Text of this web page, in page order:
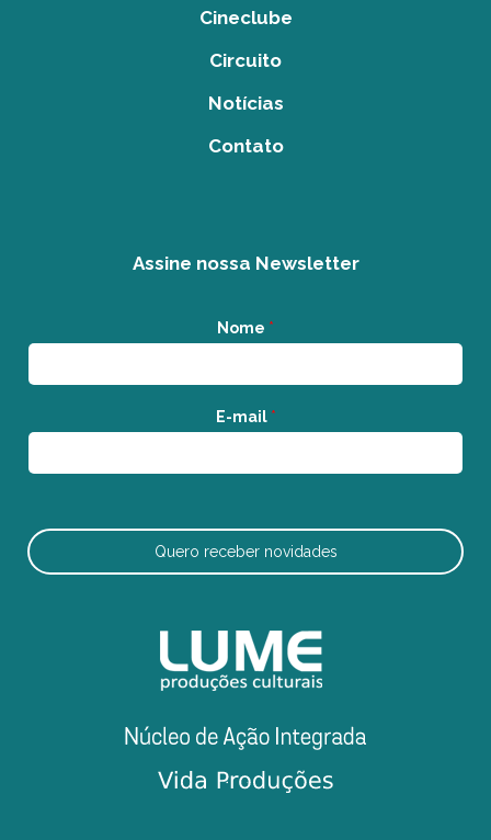
Cineclube
Circuito
Notícias
Contato
Assine nossa Newsletter
Nome *
E-mail *
Quero receber novidades